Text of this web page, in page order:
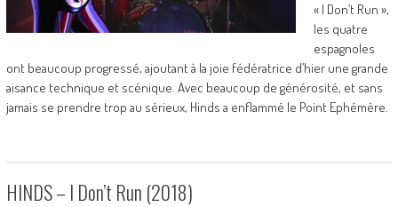
« I Don’t Run »,
les quatre
espagnoles
ont beaucoup progressé, ajoutant à la joie fédératrice d’hier une grande
aisance technique et scénique. Avec beaucoup de générosité, et sans
jamais se prendre trop au sérieux, Hinds a enflammé le Point Ephémère.
HINDS – I Don’t Run (2018)